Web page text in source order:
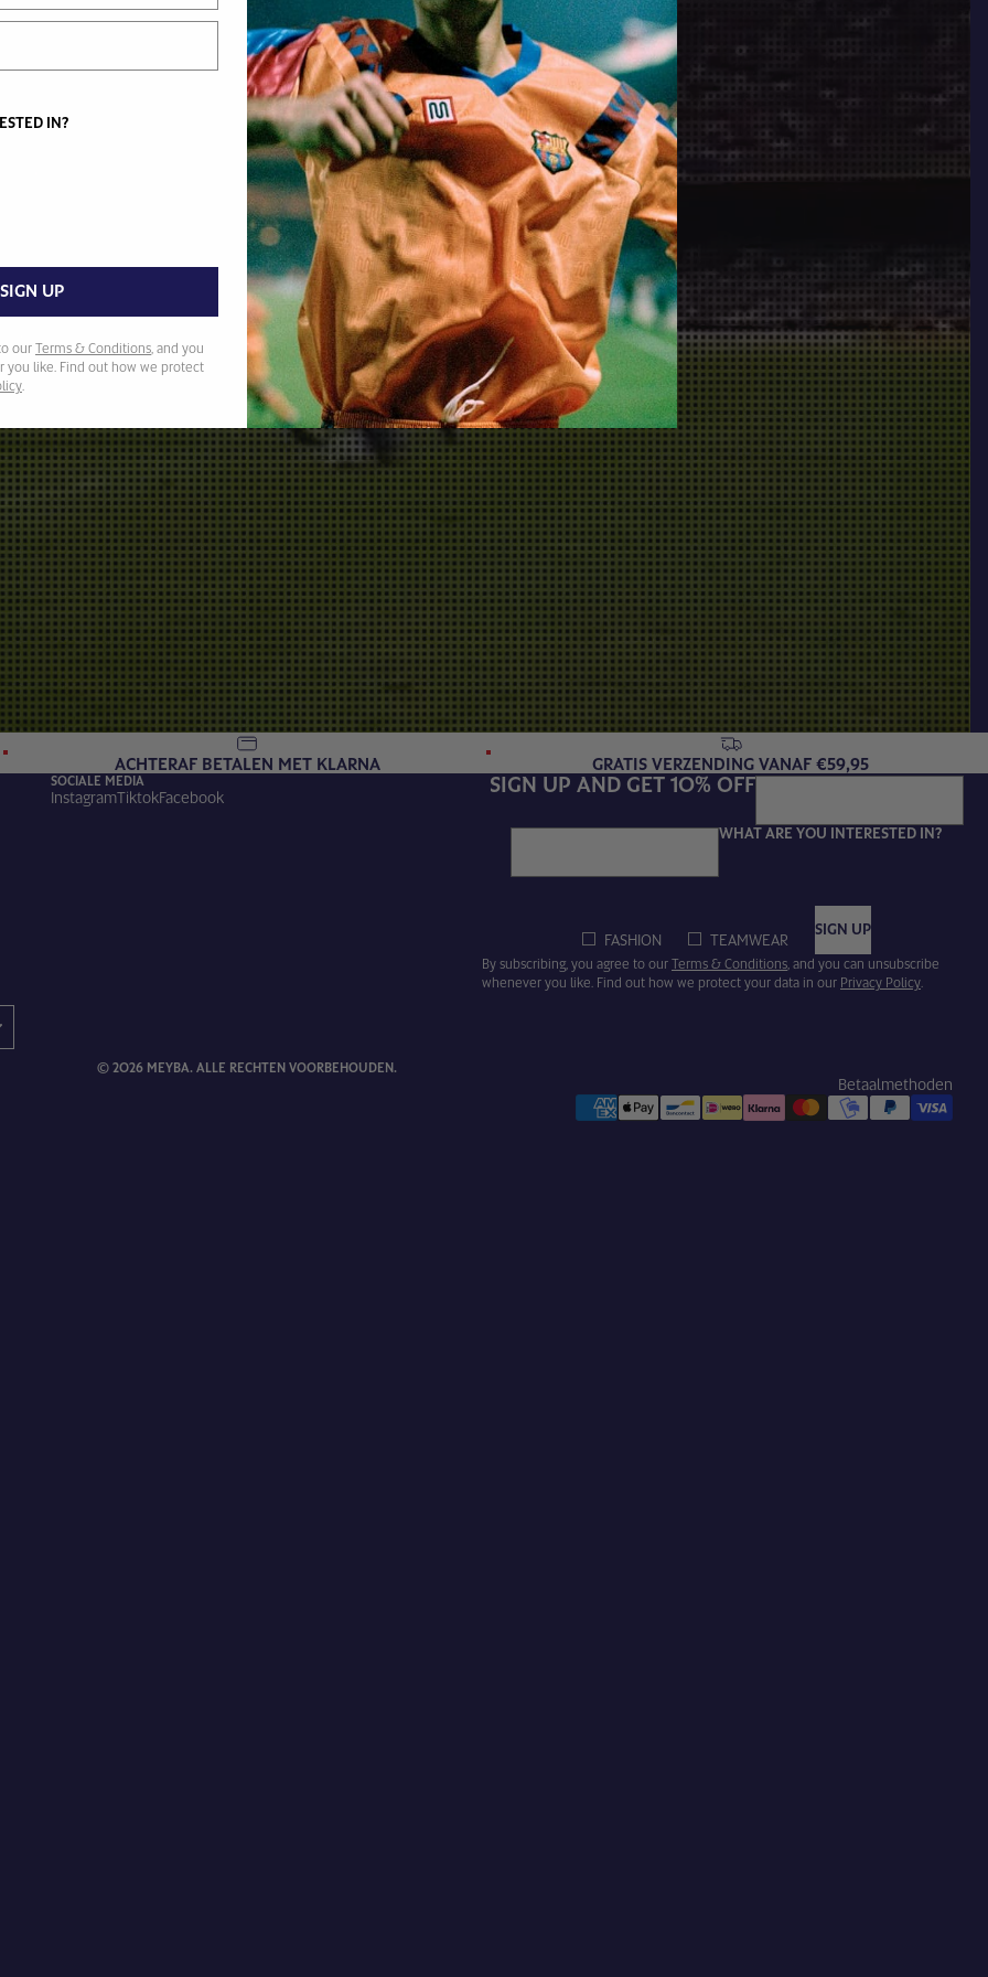
SOKKEN
ACHTERAF BETALEN MET KLARNA GRATIS VERZENDING VANAF €59,95
SOCIALE MEDIA
InstagramTiktokFacebook SIGN UP AND GET 10% OFF
WHAT ARE YOU INTERESTED IN?
FASHION TEAMWEAR
SIGN UP
By subscribing, you agree to ourTerms & Conditions, and you can unsubscribe
whenever you like. Find out how we protect your data in our Privacy Policy.
© 2026 MEYBA. ALLE RECHTEN VOORBEHOUDEN.
Betaalmethoden
IN?
SIGN UP
ourTerms & Conditions, and you
you like. Find out how we protect
.